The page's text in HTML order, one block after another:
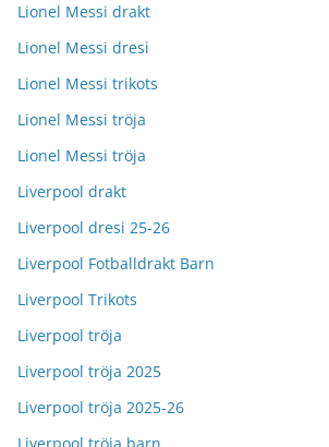
Lionel Messi drakt
Lionel Messi dresi
Lionel Messi trikots
Lionel Messi tröja
Lionel Messi tröja
Liverpool drakt
Liverpool dresi 25-26
Liverpool Fotballdrakt Barn
Liverpool Trikots
Liverpool tröja
Liverpool tröja 2025
Liverpool tröja 2025-26